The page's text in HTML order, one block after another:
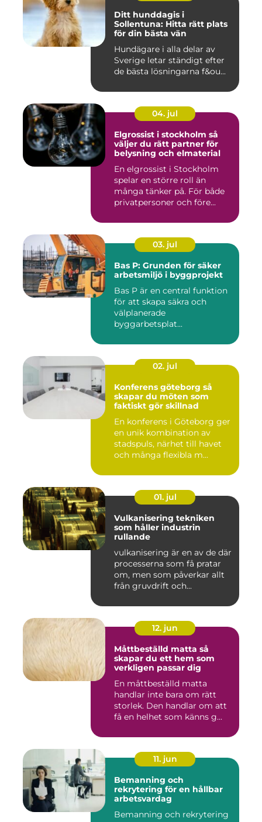
Ditt hunddagis i
Sollentuna: Hitta rätt plats
för din bästa vän
Hundägare i alla delar av
Sverige letar ständigt efter
de bästa lösningarna f&ou...
04. jul
Elgrossist i stockholm så
väljer du rätt partner för
belysning och elmaterial
En elgrossist i Stockholm
spelar en större roll än
många tänker på. För både
privatpersoner och före...
03. jul
Bas P: Grunden för säker
arbetsmiljö i byggprojekt
Bas P är en central funktion
för att skapa säkra och
välplanerade
byggarbetsplat...
02. jul
Konferens göteborg så
skapar du möten som
faktiskt gör skillnad
En konferens i Göteborg ger
en unik kombination av
stadspuls, närhet till havet
och många flexibla m...
01. jul
Vulkanisering tekniken
som håller industrin
rullande
vulkanisering är en av de där
processerna som få pratar
om, men som påverkar allt
från gruvdrift och...
12. jun
Måttbeställd matta så
skapar du ett hem som
verkligen passar dig
En måttbeställd matta
handlar inte bara om rätt
storlek. Den handlar om att
få en helhet som känns g...
11. jun
Bemanning och
rekrytering för en hållbar
arbetsvardag
Bemanning och rekrytering